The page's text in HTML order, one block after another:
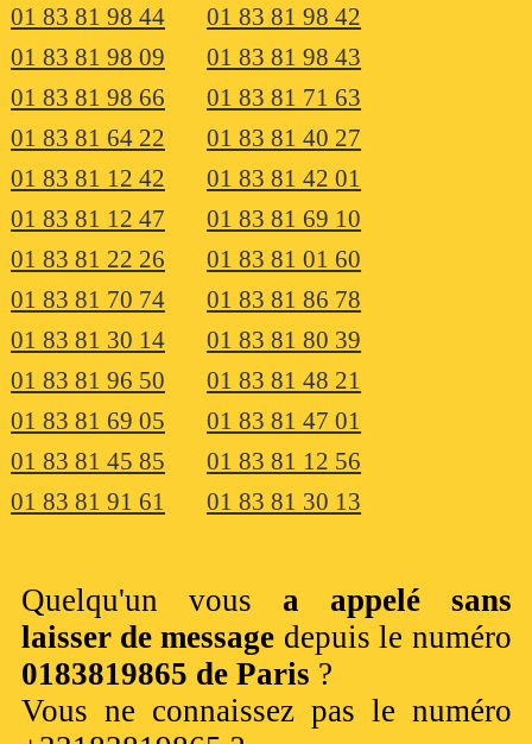
01 83 81 98 44
01 83 81 98 42
01 83 81 98 09
01 83 81 98 43
01 83 81 98 66
01 83 81 71 63
01 83 81 64 22
01 83 81 40 27
01 83 81 12 42
01 83 81 42 01
01 83 81 12 47
01 83 81 69 10
01 83 81 22 26
01 83 81 01 60
01 83 81 70 74
01 83 81 86 78
01 83 81 30 14
01 83 81 80 39
01 83 81 96 50
01 83 81 48 21
01 83 81 69 05
01 83 81 47 01
01 83 81 45 85
01 83 81 12 56
01 83 81 91 61
01 83 81 30 13
Quelqu'un vous a appelé sans
laisser de message depuis le numéro
0183819865 de Paris ?
Vous ne connaissez pas le numéro